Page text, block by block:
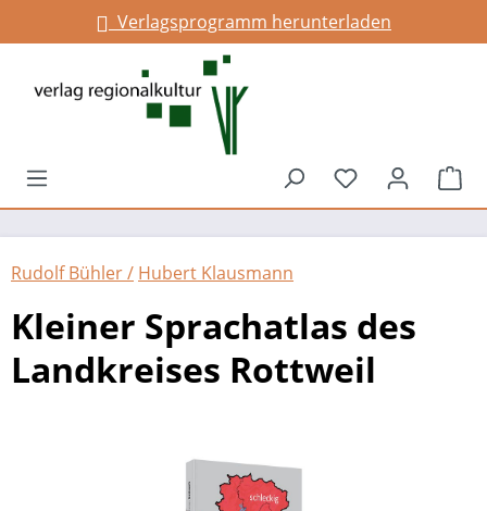
springenVerlagsprogramm herunterladen
Du hast 0
Rudolf Bühler / Hubert Klausmann
Kleiner Sprachatlas des
Landkreises Rottweil